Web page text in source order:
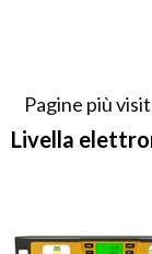
Pagine più
Livella